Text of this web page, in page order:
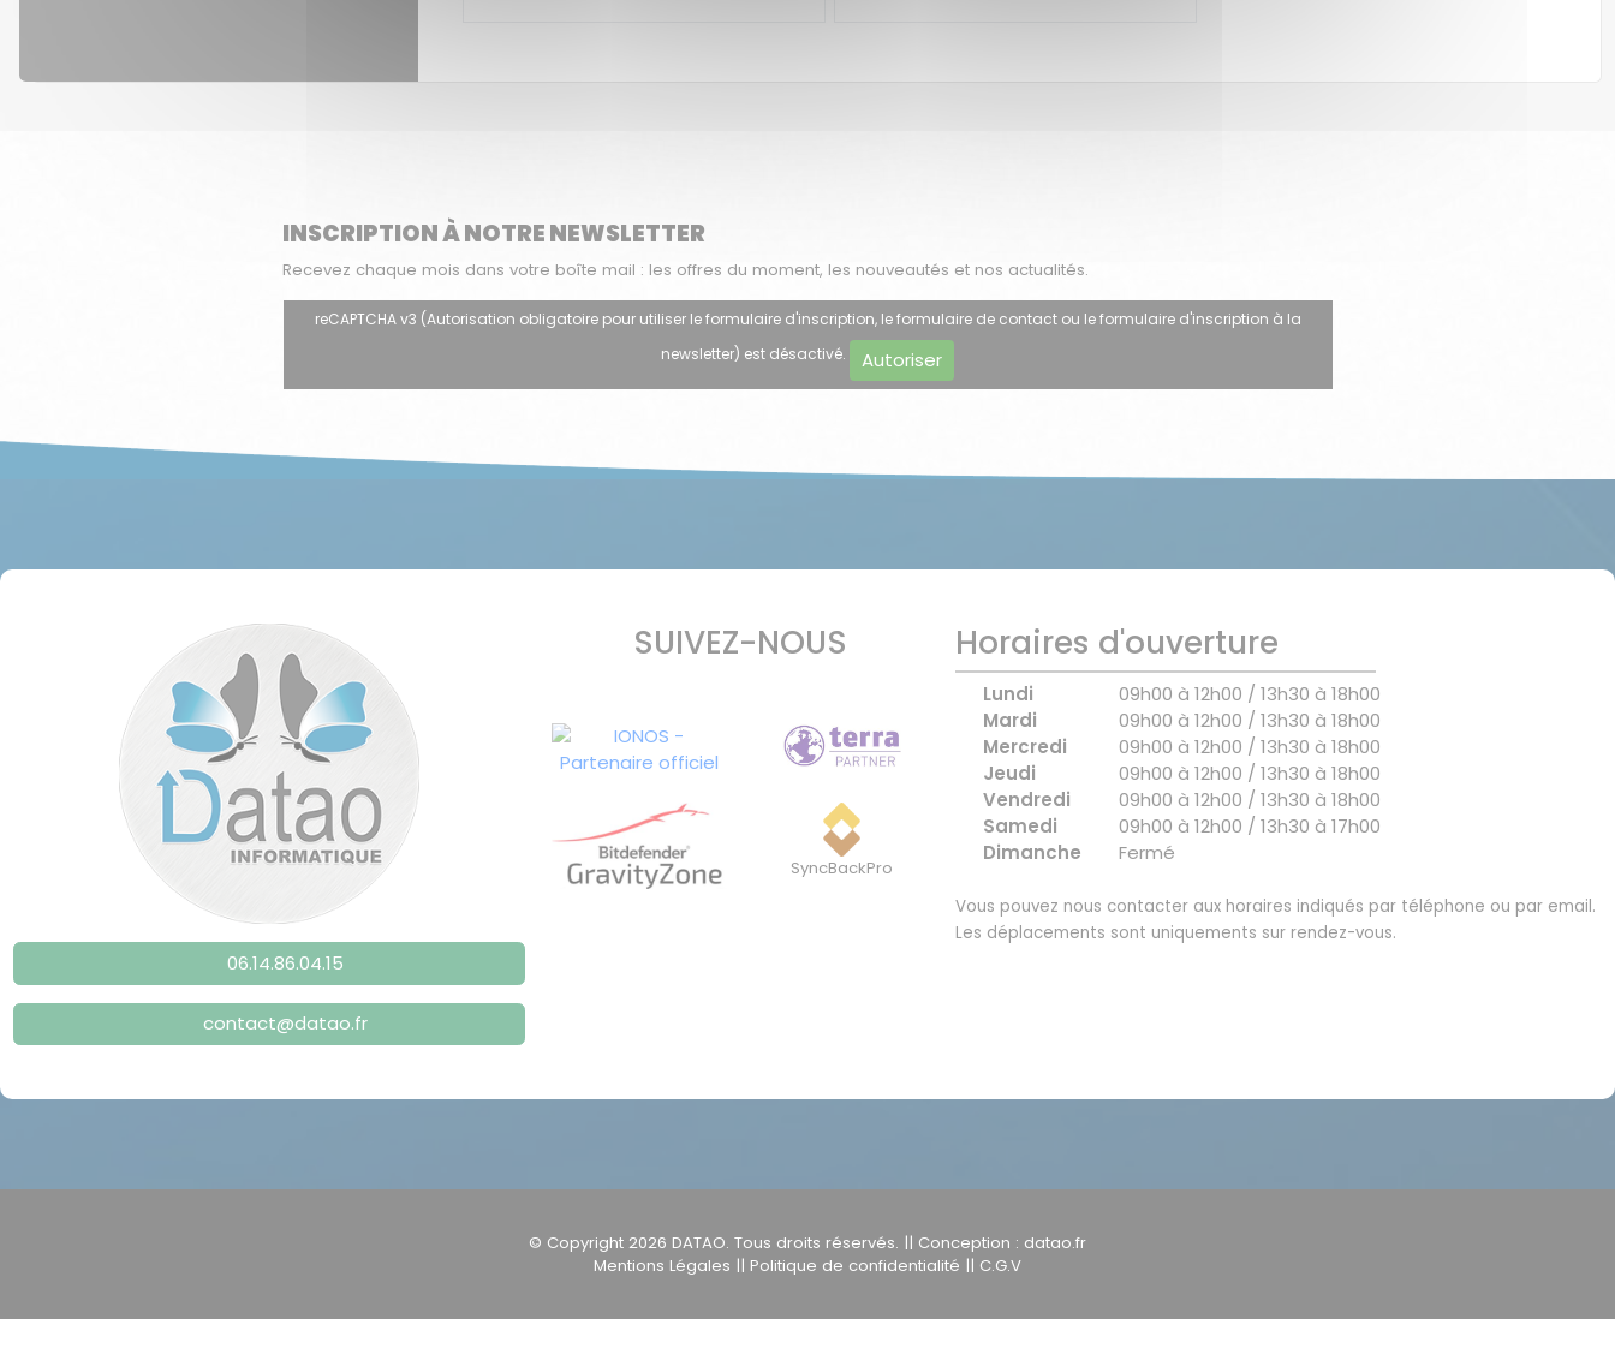
INSCRIPTION À NOTRE NEWSLETTER
Recevez chaque mois dans votre boîte mail : les offres du moment, les nouveautés et nos actualités.
reCAPTCHA v3 (Autorisation obligatoire pour utiliser le formulaire d'inscription, le formulaire de contact ou le formulaire d'inscription à la
newsletter) est désactivé.
Autoriser
06.14.86.04.15
contact@datao.fr
SUIVEZ-NOUS
SyncBackPro
Horaires d'ouverture
Lundi
09h00 à 12h00 / 13h30 à 18h00
Mardi
09h00 à 12h00 / 13h30 à 18h00
Mercredi
09h00 à 12h00 / 13h30 à 18h00
Jeudi
09h00 à 12h00 / 13h30 à 18h00
Vendredi
09h00 à 12h00 / 13h30 à 18h00
Samedi
09h00 à 12h00 / 13h30 à 17h00
Dimanche
Fermé
Vous pouvez nous contacter aux horaires indiqués par téléphone ou par email.
Les déplacements sont uniquements sur rendez-vous.
© Copyright 2026 DATAO. Tous droits réservés. || Conception : datao.fr
Mentions Légales || Politique de confidentialité || C.G.V